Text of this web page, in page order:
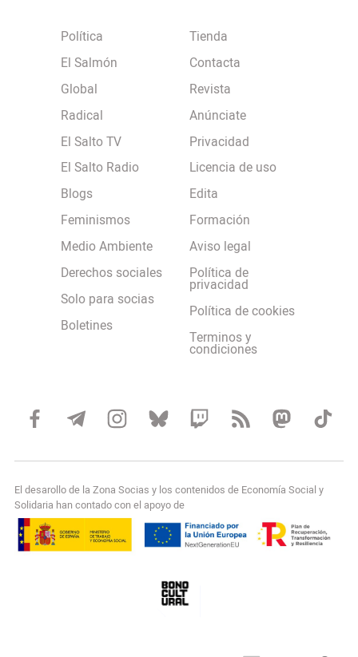
Política
El Salmón
Global
Radical
El Salto TV
El Salto Radio
Blogs
Feminismos
Medio Ambiente
Derechos sociales
Solo para socias
Boletines
Tienda
Contacta
Revista
Anúnciate
Privacidad
Licencia de uso
Edita
Formación
Aviso legal
Política de
privacidad
Política de cookies
Terminos y
condiciones
El desarollo de la Zona Socias y los contenidos de Economía Social y
Solidaria han contado con el apoyo de